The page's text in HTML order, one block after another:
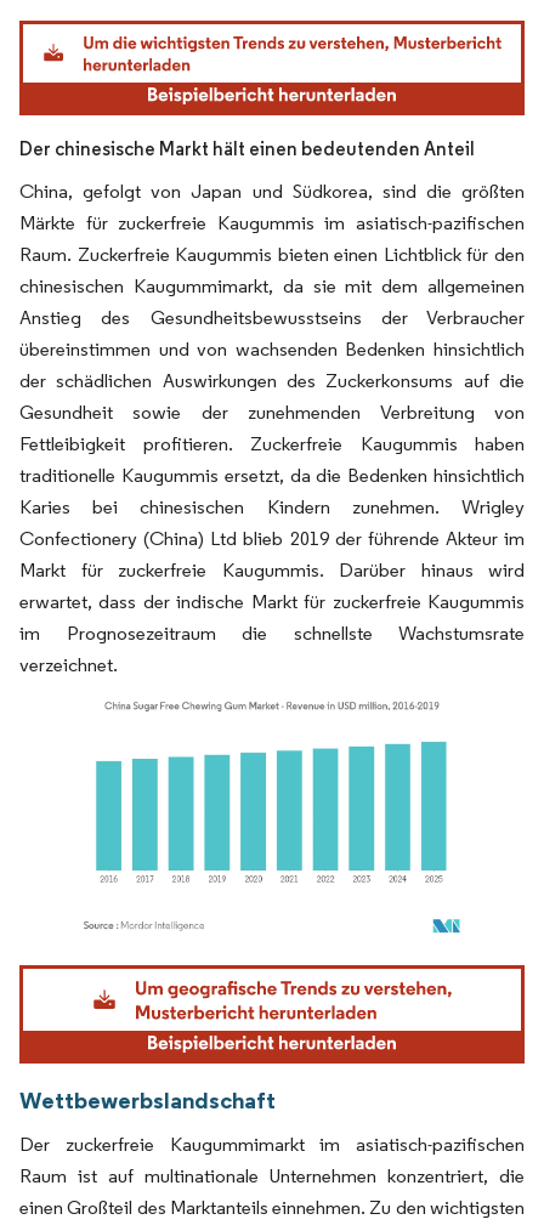
Bild © Mordor Intelligence. Wiederverwendung erfordert Namensnennung gemäß
Der chinesische Markt hält einen bedeutenden Anteil
China, gefolgt von Japan und Südkorea, sind die größten
Märkte für zuckerfreie Kaugummis im asiatisch-pazifischen
Raum. Zuckerfreie Kaugummis bieten einen Lichtblick für den
chinesischen Kaugummimarkt, da sie mit dem allgemeinen
Anstieg des Gesundheitsbewusstseins der Verbraucher
übereinstimmen und von wachsenden Bedenken hinsichtlich
der schädlichen Auswirkungen des Zuckerkonsums auf die
Gesundheit sowie der zunehmenden Verbreitung von
Fettleibigkeit profitieren. Zuckerfreie Kaugummis haben
traditionelle Kaugummis ersetzt, da die Bedenken hinsichtlich
Karies bei chinesischen Kindern zunehmen. Wrigley
Confectionery (China) Ltd blieb 2019 der führende Akteur im
Markt für zuckerfreie Kaugummis. Darüber hinaus wird
erwartet, dass der indische Markt für zuckerfreie Kaugummis
im Prognosezeitraum die schnellste Wachstumsrate
verzeichnet.
Bild © Mordor Intelligence. Wiederverwendung erfordert Namensnennung gemäß
Wettbewerbslandschaft
Der zuckerfreie Kaugummimarkt im asiatisch-pazifischen
Raum ist auf multinationale Unternehmen konzentriert, die
einen Großteil des Marktanteils einnehmen. Zu den wichtigsten